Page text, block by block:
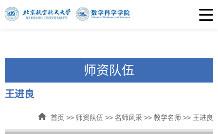
师资队伍
王进良
首页 >> 师资队伍 >> 名师风采 >> 教学名师 >> 王进良